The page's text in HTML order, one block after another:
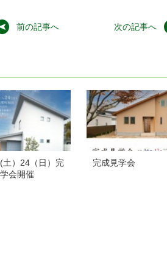
前の記事へ 次の記事へ
土）24（日）完
会開催
完成見学会